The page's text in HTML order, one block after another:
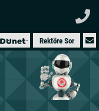
Rektöre Sor